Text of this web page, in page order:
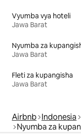
Vyumba vya hoteli
Jawa Barat
Jawa Barat
Fleti za kupangisha
Jawa Barat
Airbnb Indonesia
Nyumba za